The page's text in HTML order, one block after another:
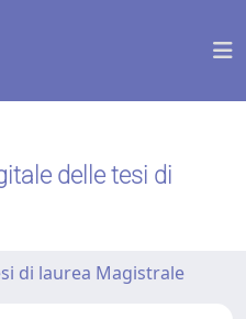
delle tesi di
di laurea Magistrale